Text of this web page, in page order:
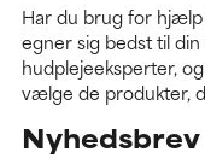
Har du brug for
egner sig bedst til din
hudplejeeksperter,
vælge de produkter,
Nyhedsbrev